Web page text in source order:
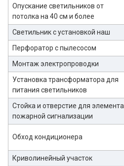
Опускание светильников от
потолка на 40 см и более
Светильник с установкой наш
Перфоратор с пылесосом
Монтаж электропроводки
Установка трансформатора для
питания светильников
Стойка и отверстие для элемента
пожарной сигнализации
Обход кондиционера
Криволинейный участок